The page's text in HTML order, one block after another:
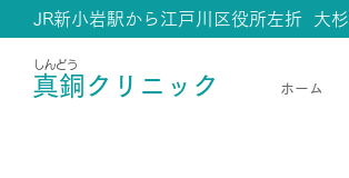
JR新小岩駅から江戸川区役所左折 大
真銅クリニック
​しんどう
ホーム